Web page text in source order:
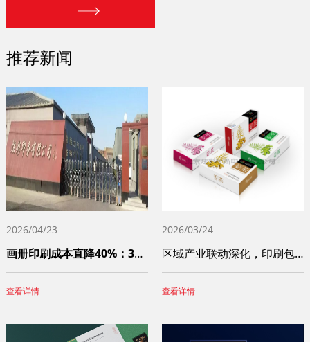
推荐新闻
2026/04/23
画册印刷成本直降40%：3个被90%中小
查看详情
2026/03/24
区域产业联动深化，印刷包装服务网络不断完
查看详情